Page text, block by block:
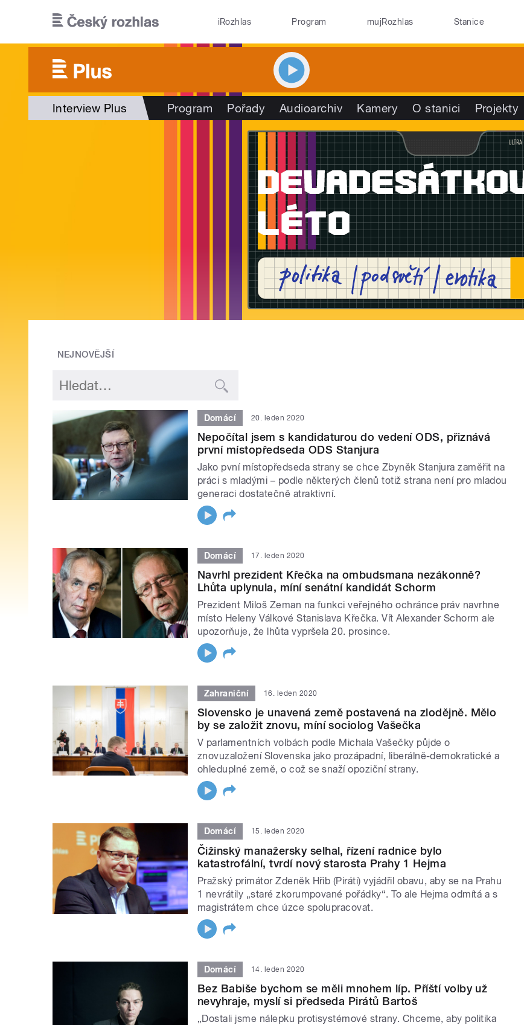
iRozhlas Program mujRozhlas Stanice
Interview Plus Program Pořady Audioarchiv Kamery O stanici Projekty
NEJNOVĚJŠÍ
Domácí 20. leden 2020
Nepočítal jsem s kandidaturou do vedení ODS, přiznává
první místopředseda ODS Stanjura
Jako pvní místopředseda strany se chce Zbyněk Stanjura zaměřit na
práci s mladými – podle některých členů totiž strana není pro mladou
generaci dostatečně atraktivní.
Domácí 17. leden 2020
Navrhl prezident Křečka na ombudsmana nezákonně?
Lhůta uplynula, míní senátní kandidát Schorm
Prezident Miloš Zeman na funkci veřejného ochránce práv navrhne
místo Heleny Válkové Stanislava Křečka. Vít Alexander Schorm ale
upozorňuje, že lhůta vypršela 20. prosince.
Zahraniční 16. leden 2020
Slovensko je unavená země postavená na zlodějně. Mělo
by se založit znovu, míní sociolog Vašečka
V parlamentních volbách podle Michala Vašečky půjde o
znovuzaložení Slovenska jako prozápadní, liberálně-demokratické a
ohleduplné země, o což se snaží opoziční strany.
Domácí 15. leden 2020
Čižinský manažersky selhal, řízení radnice bylo
katastrofální, tvrdí nový starosta Prahy 1 Hejma
Pražský primátor Zdeněk Hřib (Piráti) vyjádřil obavu, aby se na Prahu
1 nevrátily „staré zkorumpované pořádky“. To ale Hejma odmítá a s
magistrátem chce úzce spolupracovat.
Domácí 14. leden 2020
Bez Babiše bychom se měli mnohem líp. Příští volby už
nevyhraje, myslí si předseda Pirátů Bartoš
„Dostali jsme nálepku protisystémové strany. Chceme, aby politika